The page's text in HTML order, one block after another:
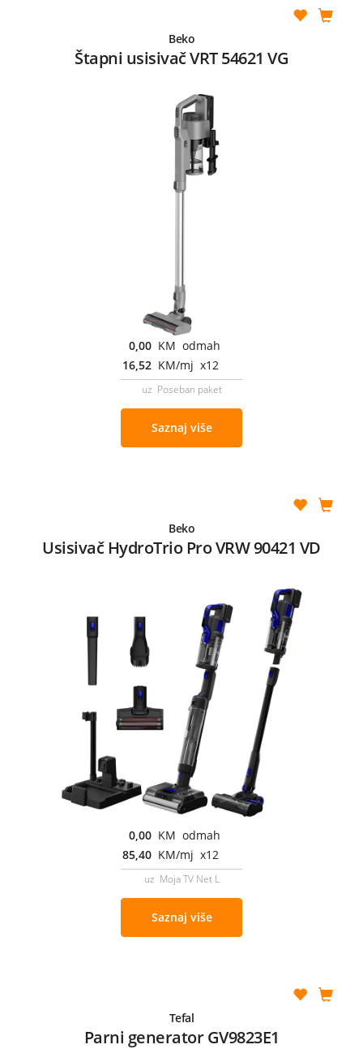
Beko
Štapni usisivač VRT 54621 VG
0,00 KM odmah
16,52 KM/mj x12
uz Poseban paket
Saznaj više
Beko
Usisivač HydroTrio Pro VRW 90421 VD
0,00 KM odmah
85,40 KM/mj x12
uz Moja TV Net L
Saznaj više
Tefal
Parni generator GV9823E1